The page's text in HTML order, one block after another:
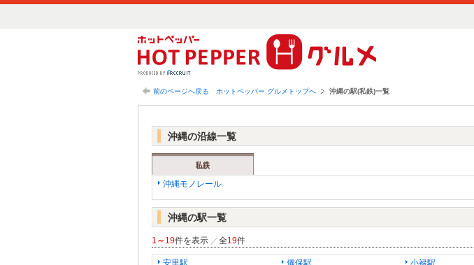
前のページへ戻る ホットペッパー グルメトップへ 沖縄の駅(私鉄)一覧
沖縄の沿線一覧
沖縄モノレール
沖縄の駅一覧
1 ～ 19件を表示 ／全19件
安里駅 儀保駅 小禄駅